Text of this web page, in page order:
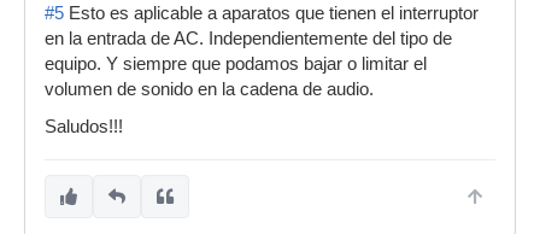
#5 Esto es aplicable a aparatos que tienen el interruptor
en la entrada de AC. Independientemente del tipo de
equipo. Y siempre que podamos bajar o limitar el
volumen de sonido en la cadena de audio.
Saludos!!!